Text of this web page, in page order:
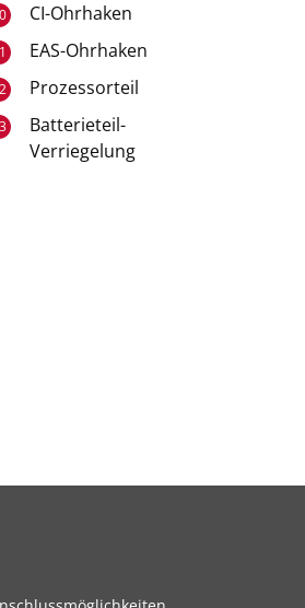
CI-Ohrhaken
EAS-Ohrhaken
Prozessorteil
Batterieteil-
Verriegelung